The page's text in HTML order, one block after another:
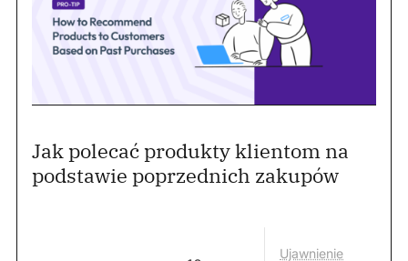
Jak polecać produkty klientom na
podstawie poprzednich zakupów
Ujawnienie